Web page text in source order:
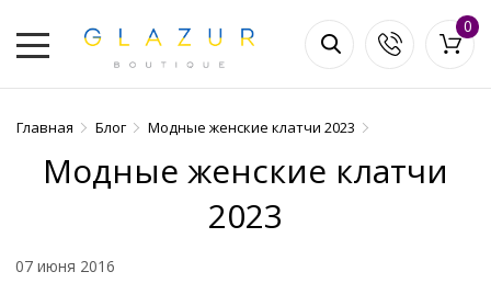
0
Главная Блог Модные женские клатчи 2023
Модные женские клатчи
2023
07 июня 2016